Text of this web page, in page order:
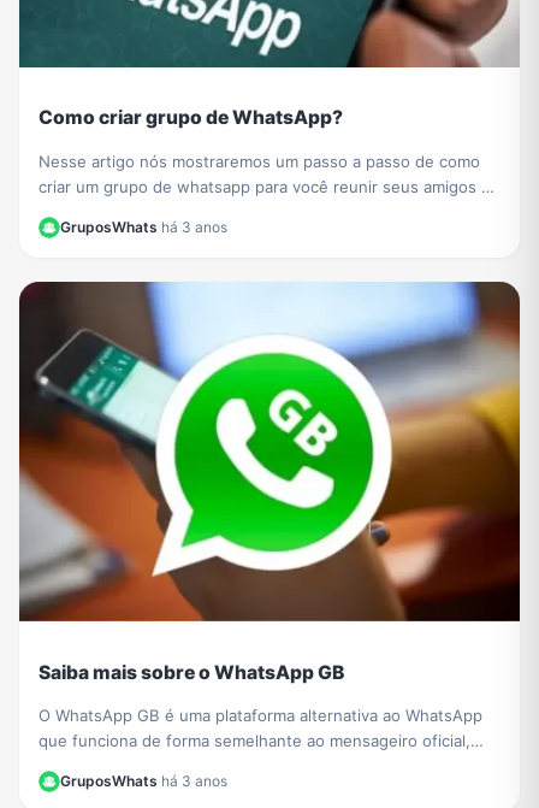
Como criar grupo de WhatsApp?
Nesse artigo nós mostraremos um passo a passo de como
criar um grupo de whatsapp para você reunir seus amigos e
GruposWhats·há 3 anos
Saiba mais sobre o WhatsApp GB
O WhatsApp GB é uma plataforma alternativa ao WhatsApp
que funciona de forma semelhante ao mensageiro oficial,
copiando o código-fonte da rede social. Saiba mais!
GruposWhats·há 3 anos